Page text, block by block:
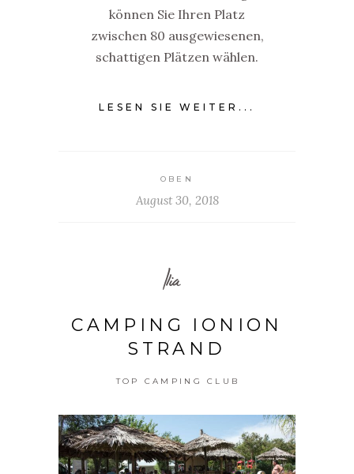
können Sie Ihren Platz
zwischen 80 ausgewiesenen,
schattigen Plätzen wählen.
LESEN SIE WEITER...
OBEN
August 30, 2018
Ilia
CAMPING IONION
STRAND
TOP CAMPING CLUB